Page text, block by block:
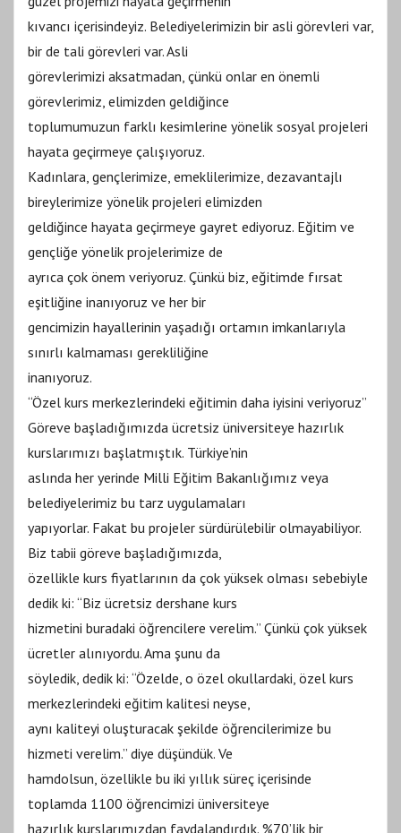
kıvancı içerisindeyiz. Belediyelerimizin bir asli görevleri var,
bir de tali görevleri var. Asli
görevlerimizi aksatmadan, çünkü onlar en önemli
görevlerimiz, elimizden geldiğince
toplumumuzun farklı kesimlerine yönelik sosyal projeleri
hayata geçirmeye çalışıyoruz.
Kadınlara, gençlerimize, emeklilerimize, dezavantajlı
bireylerimize yönelik projeleri elimizden
geldiğince hayata geçirmeye gayret ediyoruz. Eğitim ve
gençliğe yönelik projelerimize de
ayrıca çok önem veriyoruz. Çünkü biz, eğitimde fırsat
eşitliğine inanıyoruz ve her bir
gencimizin hayallerinin yaşadığı ortamın imkanlarıyla
sınırlı kalmaması gerekliliğine
inanıyoruz.
“Özel kurs merkezlerindeki eğitimin daha iyisini veriyoruz”
Göreve başladığımızda ücretsiz üniversiteye hazırlık
kurslarımızı başlatmıştık. Türkiye’nin
aslında her yerinde Milli Eğitim Bakanlığımız veya
belediyelerimiz bu tarz uygulamaları
yapıyorlar. Fakat bu projeler sürdürülebilir olmayabiliyor.
Biz tabii göreve başladığımızda,
özellikle kurs fiyatlarının da çok yüksek olması sebebiyle
dedik ki: “Biz ücretsiz dershane kurs
hizmetini buradaki öğrencilere verelim.” Çünkü çok yüksek
ücretler alınıyordu. Ama şunu da
söyledik, dedik ki: “Özelde, o özel okullardaki, özel kurs
merkezlerindeki eğitim kalitesi neyse,
aynı kaliteyi oluşturacak şekilde öğrencilerimize bu
hizmeti verelim.” diye düşündük. Ve
hamdolsun, özellikle bu iki yıllık süreç içerisinde
toplamda 1100 öğrencimizi üniversiteye
hazırlık kurslarımızdan faydalandırdık. %70’lik bir